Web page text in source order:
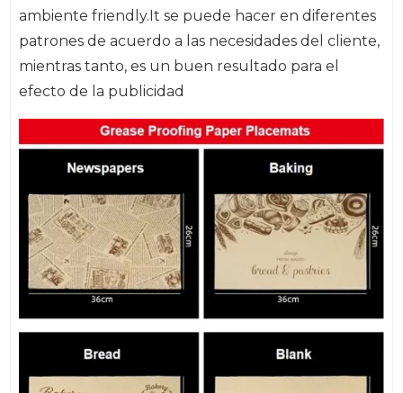
ambiente friendly.It se puede hacer en diferentes
patrones de acuerdo a las necesidades del cliente,
mientras tanto, es un buen resultado para el
efecto de la publicidad